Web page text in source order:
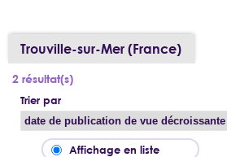
Trouville-sur-Mer (France)
2 résultat(s)
Trier par
Affichage en liste